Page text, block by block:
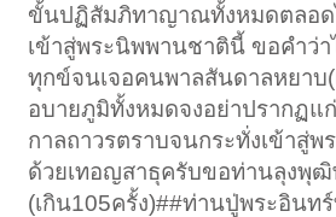
ขั้นปฏิสัมภิทาญาณทั้งหมดตลอด
เข้าสู่พระนิพพานชาตินี้ ขอคำว่า
ทุกข์จนเจอคนพาลสันดาลหยาบ(
อบายภูมิทั้งหมดจงอย่าปรากฏแ
กาลถาวรตราบจนกระทั่งเข้าสู่
ด้วยเทอญสาธุครับขอท่านลุงพุ
(เกิน105ครั้ง)##ท่านปู่พระอินท